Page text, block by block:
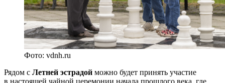
Фото: vdnh.ru
Рядом с Летней эстрадой можно будет принять участие
в настоящей чайной церемонии начала прошлого века, где